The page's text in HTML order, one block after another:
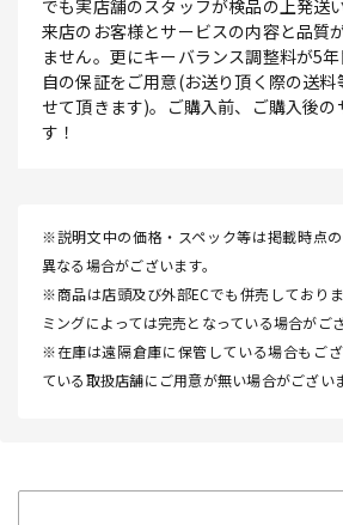
でも実店舗のスタッフが検品の上発送
来店のお客様とサービスの内容と品質
ません。更にキーバランス調整料が5
自の保証をご用意(お送り頂く際の送
せて頂きます)。ご購入前、ご購入後の
す！
※説明文中の価格・スペック等は掲載時点
異なる場合がございます。
※商品は店頭及び外部ECでも併売しており
ミングによっては完売となっている場合がござ
※在庫は遠隔倉庫に保管している場合もご
ている取扱店舗にご用意が無い場合がございま